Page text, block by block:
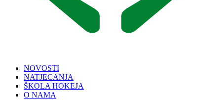
NOVOSTI
NATJECANJA
ŠKOLA HOKEJA
O NAMA